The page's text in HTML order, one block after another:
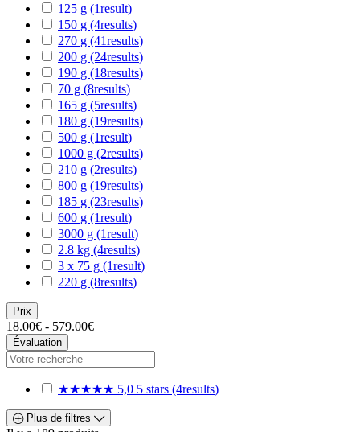
125 g (1result)
150 g (4results)
270 g (41results)
200 g (24results)
190 g (18results)
70 g (8results)
165 g (5results)
180 g (19results)
500 g (1result)
1000 g (2results)
210 g (2results)
800 g (19results)
185 g (23results)
600 g (1result)
3000 g (1result)
2.8 kg (4results)
3 x 75 g (1result)
220 g (8results)
Prix
18.00€ - 579.00€
Évaluation
★★★★★ 5,0 5 stars (4results)
Plus de filtres